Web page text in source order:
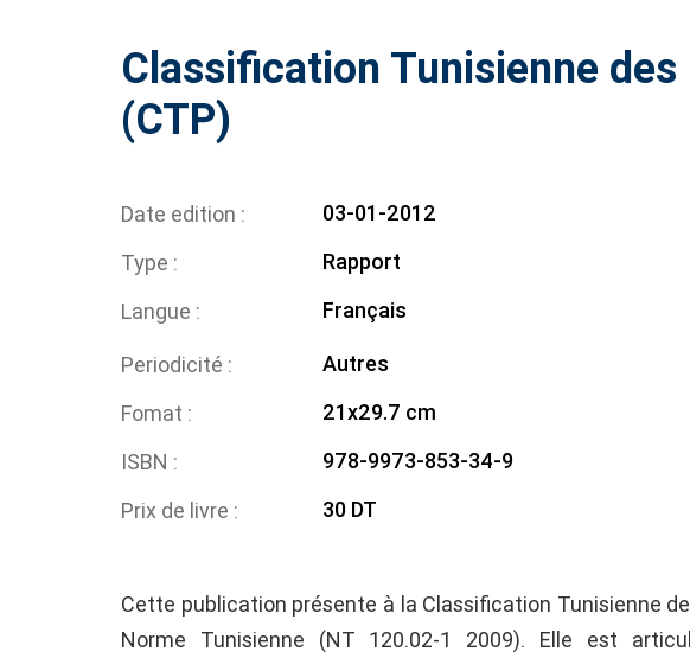
Classification Tunisienne
(CTP)
Date edition
03-01-2012
Type
Rapport
Langue
Français
Periodicité
Autres
Fomat
21x29.7 cm
ISBN
978-9973-853-34-9
Prix de livre
30 DT
Cette publication présente à la Classification Tunisienne
Norme Tunisienne (NT 120.02-1 2009). Elle est